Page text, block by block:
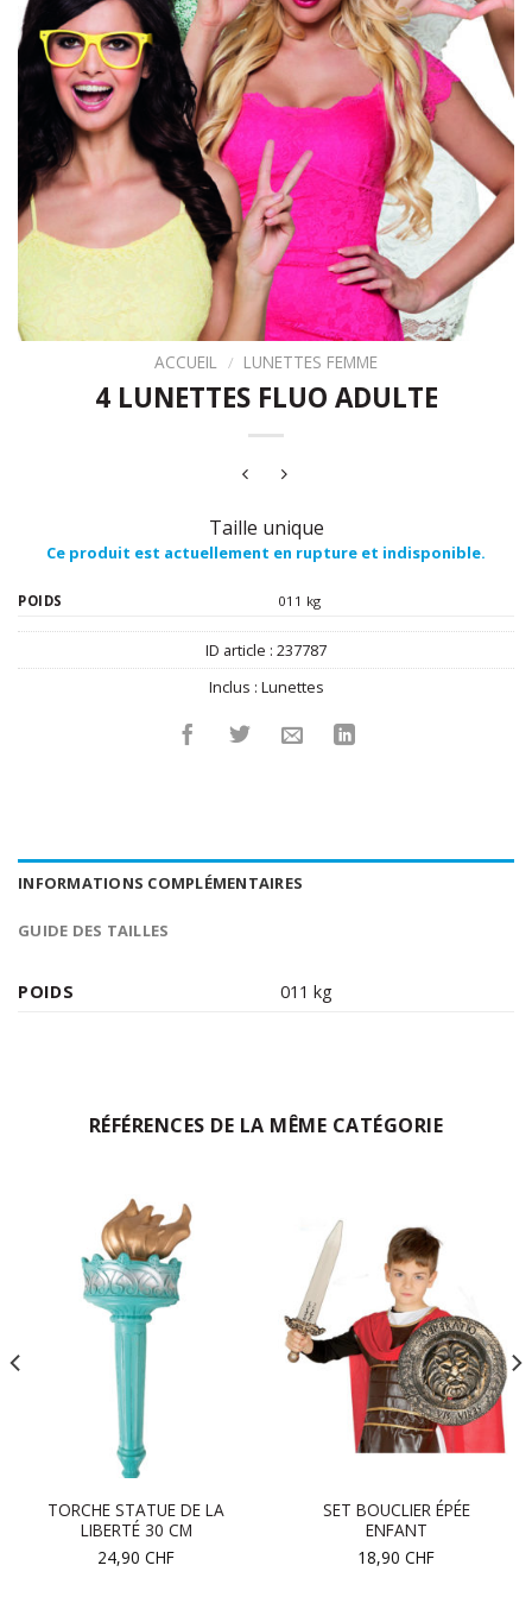
ACCUEIL / LUNETTES FEMME
4 LUNETTES FLUO ADULTE
Taille unique
Ce produit est actuellement en rupture et indisponible.
POIDS 011 kg
ID article : 237787
Inclus : Lunettes
INFORMATIONS COMPLÉMENTAIRES
GUIDE DES TAILLES
POIDS 011 kg
RÉFÉRENCES DE LA MÊME CATÉGORIE
TORCHE STATUE DE LA
LIBERTÉ 30 CM
24,90 CHF
SET BOUCLIER ÉPÉE
ENFANT
18,90 CHF